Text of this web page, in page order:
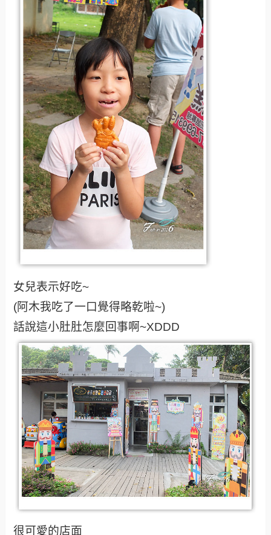
女兒表示好吃~
(阿木我吃了一口覺得略乾啦~)
話說這小肚肚怎麼回事啊~XDDD
很可愛的店面